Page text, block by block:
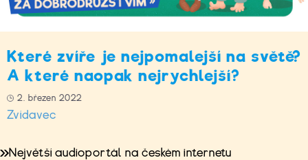
Které zvíře je nejpomalejší na světě?
A které naopak nejrychlejší?
2. březen 2022
Zvídavec
Největší audioportál na českém internetu